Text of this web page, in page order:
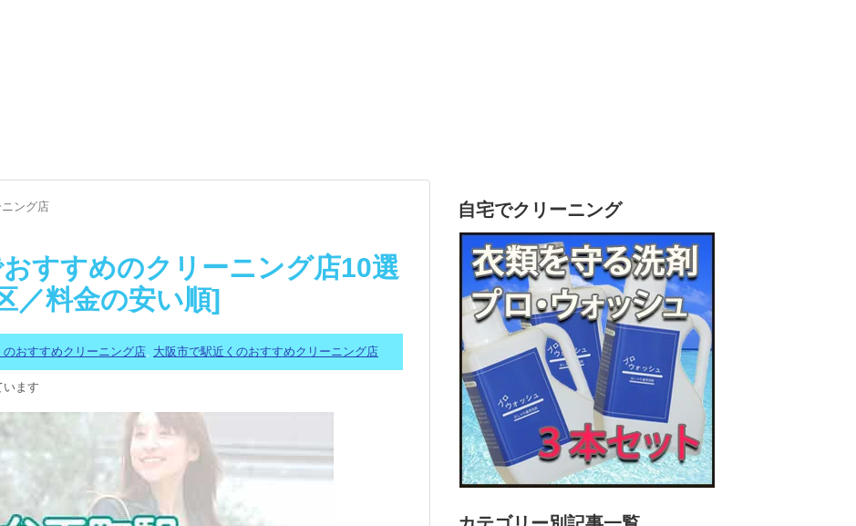
ング店
すすめのクリーニング店10選
／料金の安い順]
のおすすめクリーニング店, 大阪市で駅近くのおすすめクリーニング店
います
自宅でクリーニング